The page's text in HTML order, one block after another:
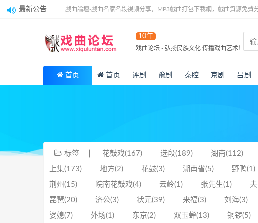
最新公告 戲曲論壇-戲曲名家名段視頻分享，MP3戲曲打包下載網，戲曲資源免費
10年
戏曲论坛 - 弘扬民族文化 传播戏曲艺术！
首页 首页 评剧 豫剧 秦腔 京剧 吕剧
标签 花鼓戏(167) 选段(189) 湖南(112)
上集(173) 地方(2) 花鼓(3) 湖南省(5) 野鸭(1)
荆州(15) 皖南花鼓戏(4) 云岭(1) 张先生(1)
琵琶(20) 济公(3) 状元(39) 来福(3) 刘海(3)
婆媳(7) 外场(1) 东京(2) 双玉蝉(13) 铜锣(5)